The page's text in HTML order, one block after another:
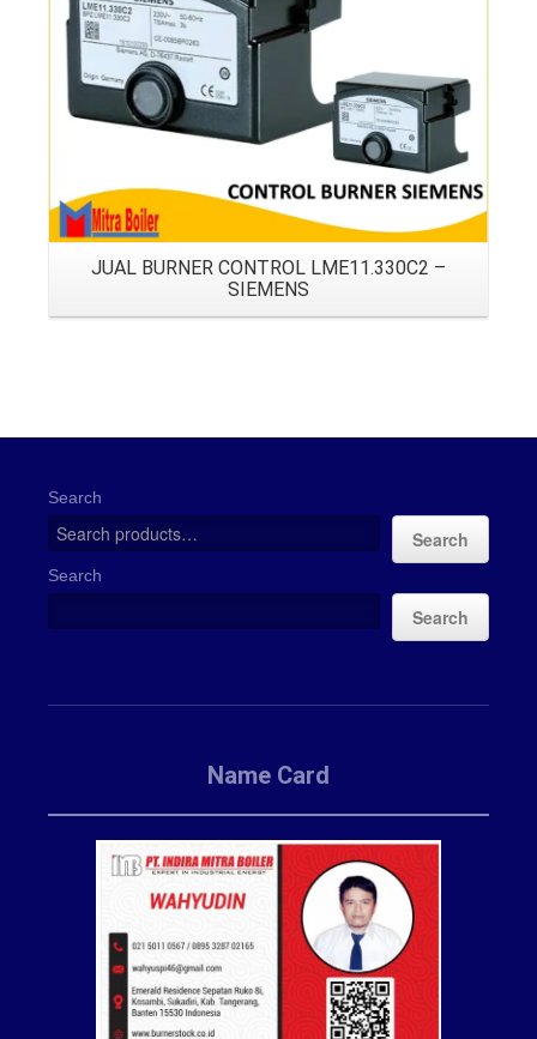
JUAL BURNER CONTROL LME11.330C2 –
SIEMENS
Search
Search
Search
Search
Name Card